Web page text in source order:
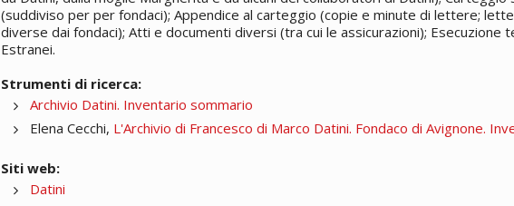
(suddiviso per per fondaci); Appendice al carteggio (copie e minute di lettere;
diverse dai fondaci); Atti e documenti diversi (tra cui le assicurazioni); Esecuzione
Estranei.
Strumenti di ricerca:
Archivio Datini. Inventario sommario
Elena Cecchi, L'Archivio di Francesco di Marco Datini. Fondaco di Avignone.
Siti web:
Datini